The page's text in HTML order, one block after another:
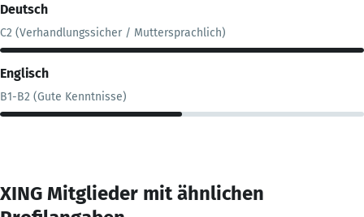
Deutsch
C2 (Verhandlungssicher / Muttersprachlich)
Englisch
B1-B2 (Gute Kenntnisse)
XING Mitglieder mit ähnlichen